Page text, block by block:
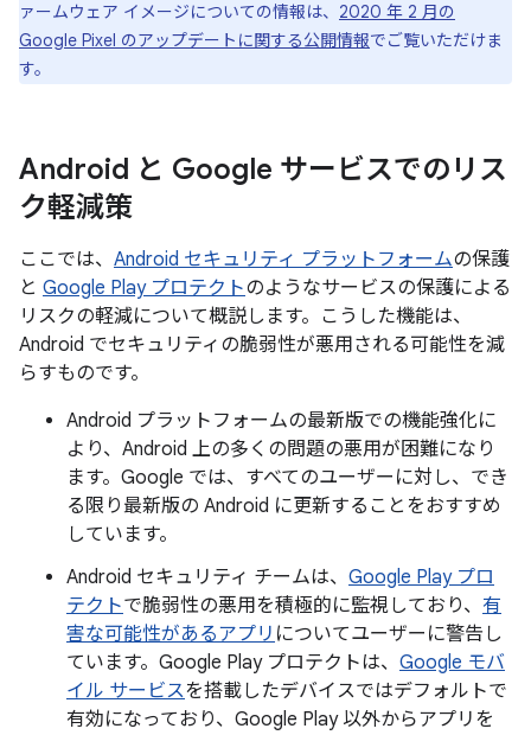
ァームウェア イメージについての情報は、 2020 年 2 月の
Google Pixel のアップデートに関する公開情報でご覧いただけま
す。
Android と Google サービスでのリス
ク軽減策
ここでは、 Android セキュリティ プラットフォームの保護
と Google Play プロテクトのようなサービスの保護による
リスクの軽減について概説します。こうした機能は、
Android でセキュリティの脆弱性が悪用される可能性を減
らすものです。
Android プラットフォームの最新版での機能強化に
より、Android 上の多くの問題の悪用が困難になり
ます。Google では、すべてのユーザーに対し、でき
る限り最新版の Android に更新することをおすすめ
しています。
Android セキュリティ チームは、 Google Play プロ
テクトで脆弱性の悪用を積極的に監視しており、 有
害な可能性があるアプリ についてユーザーに警告し
ています。Google Play プロテクトは、 Google モバ
イル サービスを搭載したデバイスではデフォルトで
有効になっており、Google Play 以外からアプリを